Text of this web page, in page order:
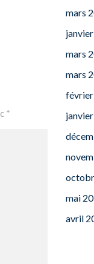
*
mars
mars
mars
mai
avril